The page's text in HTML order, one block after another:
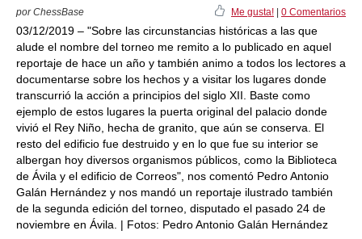
por ChessBase Me gusta! 0 Comentarios
03/12/2019 – "Sobre las circunstancias históricas a las que
alude el nombre del torneo me remito a lo publicado en aquel
reportaje de hace un año y también animo a todos los lectores a
documentarse sobre los hechos y a visitar los lugares donde
transcurrió la acción a principios del siglo XII. Baste como
ejemplo de estos lugares la puerta original del palacio donde
vivió el Rey Niño, hecha de granito, que aún se conserva. El
resto del edificio fue destruido y en lo que fue su interior se
albergan hoy diversos organismos públicos, como la Biblioteca
de Ávila y el edificio de Correos", nos comentó Pedro Antonio
Galán Hernández y nos mandó un reportaje ilustrado también
de la segunda edición del torneo, disputado el pasado 24 de
noviembre en Ávila. | Fotos: Pedro Antonio Galán Hernández